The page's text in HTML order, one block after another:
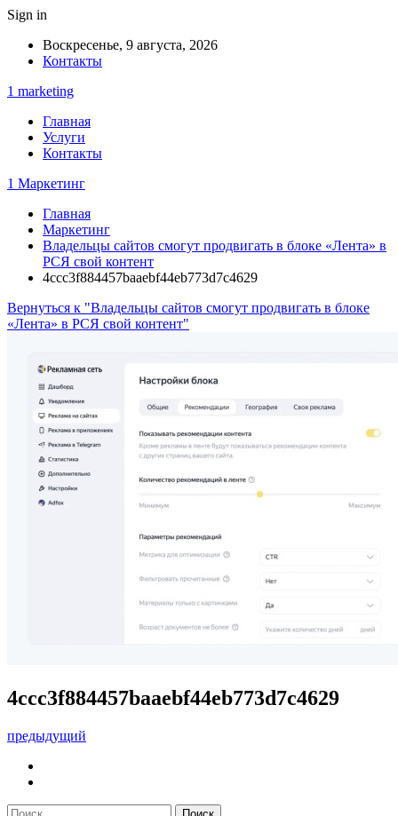
Sign in
Воскресенье, 9 августа, 2026
Контакты
1 marketing
Главная
Услуги
Контакты
1 Маркетинг
Главная
Маркетинг
Владельцы сайтов смогут продвигать в блоке «Лента» в
РСЯ свой контент
4ccc3f884457baaebf44eb773d7c4629
Вернуться к "Владельцы сайтов смогут продвигать в блоке
«Лента» в РСЯ свой контент"
4ccc3f884457baaebf44eb773d7c4629
предыдущий